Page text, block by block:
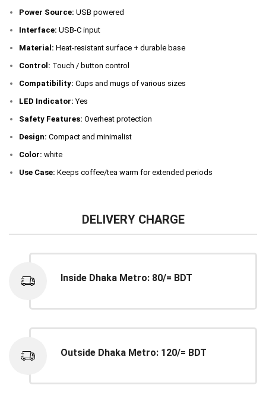
Power Source: USB powered
Interface: USB‑C input
Material: Heat‑resistant surface + durable base
Control: Touch / button control
Compatibility: Cups and mugs of various sizes
LED Indicator: Yes
Safety Features: Overheat protection
Design: Compact and minimalist
Color: white
Use Case: Keeps coffee/tea warm for extended periods
DELIVERY CHARGE
Inside Dhaka Metro: 80/= BDT
Outside Dhaka Metro: 120/= BDT